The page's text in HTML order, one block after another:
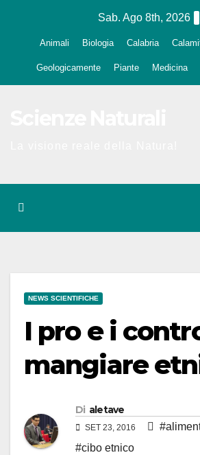
Sab. Ago 8th, 2026
Animali Biologia Calabria
Geologicamente Piante Medicina
NEWS SCIENTIFICHE
I pro e i
mangiare
Di aletave
SET 23, 2016
#cibo etnico